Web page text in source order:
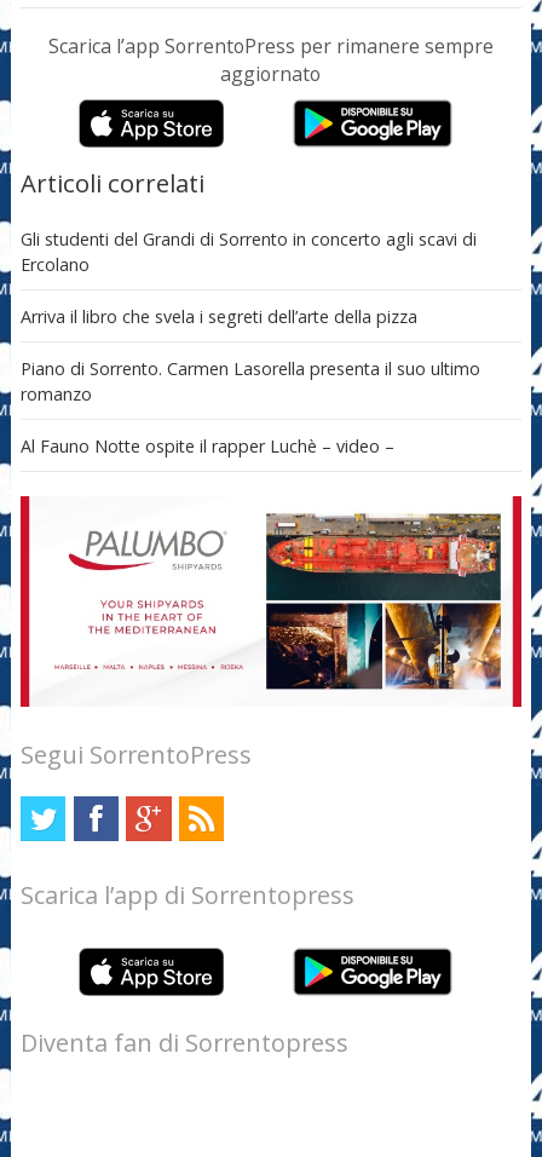
Scarica l’app SorrentoPress per rimanere sempre
aggiornato
Articoli correlati
Gli studenti del Grandi di Sorrento in concerto agli scavi di
Ercolano
Arriva il libro che svela i segreti dell’arte della pizza
Piano di Sorrento. Carmen Lasorella presenta il suo ultimo
romanzo
Al Fauno Notte ospite il rapper Luchè – video –
Segui SorrentoPress
Scarica l’app di Sorrentopress
Diventa fan di Sorrentopress